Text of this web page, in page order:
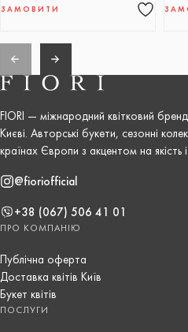
ЗАМОВИТИ
FIORI — міжнародний квітковий
Києві. Авторські букети, сезонні
країнах Європи з акцентом на якість і
@fioriofficial
+38 (067) 506 41 01
ПРО КОМПАНІЮ
Публічна оферта
Доставка квітів Київ
Букет квітів
ПОСЛУГИ